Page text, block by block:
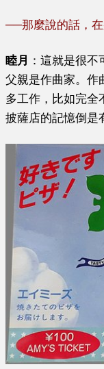
──那麼說的話，
睦月
：這就是很
父親是作曲家。作
多工作，比如完全
披薩店的記憶倒是